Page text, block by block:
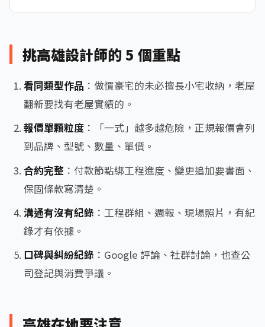
挑高雄設計師的 5 個重點
看同類型作品 ：做慣豪宅的未必擅長小宅收納，老屋
翻新要找有老屋實績的。
報價單顆粒度：「一式」越多越危險，正規報價會列
到品牌、型號、數量、單價。
合約完整 ：付款節點綁工程進度、變更追加要書面、
保固條款寫清楚。
溝通有沒有紀錄 ：工程群組、週報、現場照片，有紀
錄才有依據。
口碑與糾紛紀錄 ：Google 評論、社群討論，也查公
司登記與消費爭議。